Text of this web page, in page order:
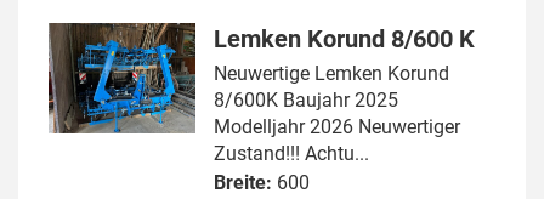
Lemken Korund 8/600 K
Neuwertige Lemken Korund
8/600K Baujahr 2025
Modelljahr 2026 Neuwertiger
Zustand!!! Achtu...
Breite: 600